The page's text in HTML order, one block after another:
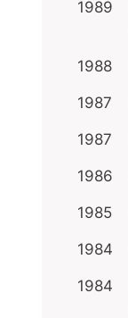
1989
1988
1987
1987
1986
1985
1984
1984